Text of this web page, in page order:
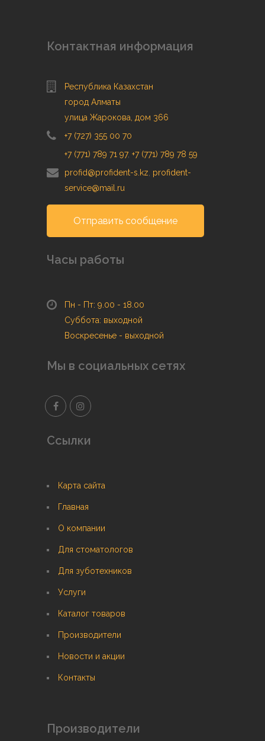
Контактная информация
Республика Казахстан
город Алматы
улица Жарокова, дом 366
+7 (727) 355 00 70
+7 (771) 789 71 97, +7 (771) 789 78 59
profid@profident-s.kz profident-
service@mail.ru
Отправить сообщение
Часы работы
Пн - Пт: 9.00 - 18.00
Суббота: выходной
Воскресенье - выходной
Мы в социальных сетях
Ссылки
Карта сайта
Главная
О компании
Для стоматологов
Для зуботехников
Услуги
Каталог товаров
Производители
Новости и акции
Контакты
Производители